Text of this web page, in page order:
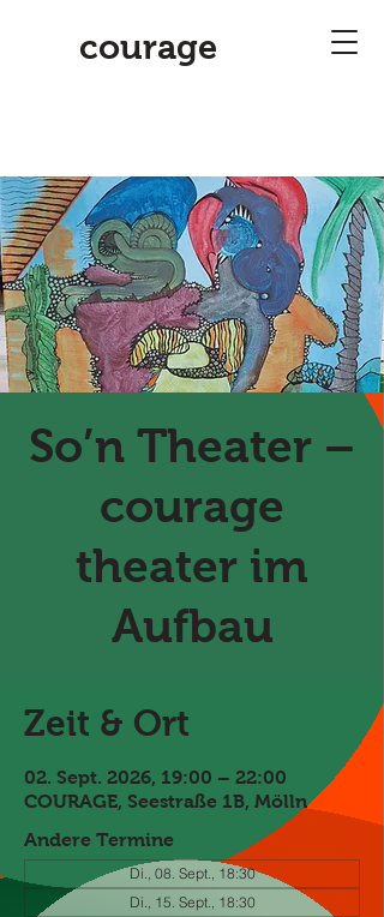
courage
So’n Theater –
courage
theater im
Aufbau
Zeit & Ort
02. Sept. 2026, 19:00 – 22:00
COURAGE, Seestraße 1B, Mölln
Andere Termine
Di., 08. Sept., 18:30
Di., 15. Sept., 18:30